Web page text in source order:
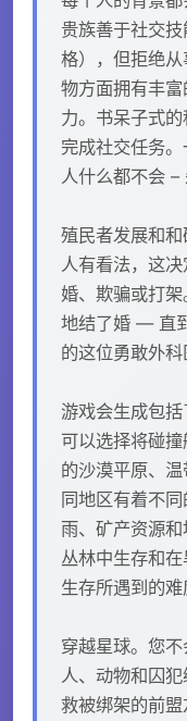
贵族善于社交
格），但拒绝
物方面拥有丰
力。书呆子式
完成社交任务
人什么都不会 –
殖民者发展和
人有看法，这
婚、欺骗或打
地结了婚 — 直
的这位勇敢外科
游戏会生成包
可以选择将碰
的沙漠平原、
同地区有着不
雨、矿产资源
丛林中生存和
生存所遇到的难
穿越星球。您
人、动物和囚
救被绑架的前